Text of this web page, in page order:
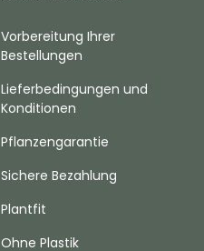
Vorbereitung Ihrer
Bestellungen
Lieferbedingungen und
Konditionen
Pflanzengarantie
Sichere Bezahlung
Plantfit
Ohne Plastik